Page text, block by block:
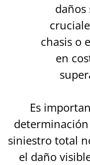
daños
chasis o
en
Es
siniestro total
el daño